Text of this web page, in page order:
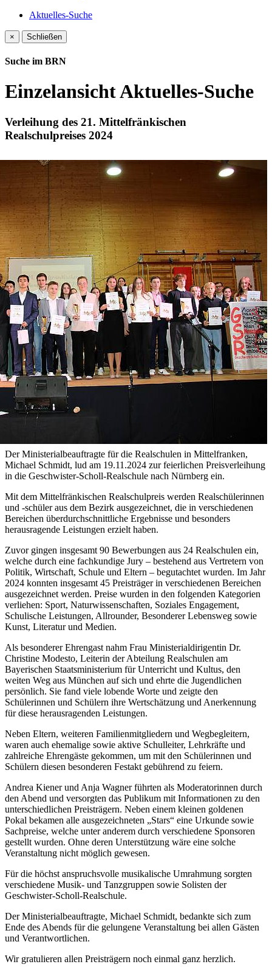
Aktuelles-Suche
× Schließen
Suche im BRN
Einzelansicht Aktuelles-Suche
Verleihung des 21. Mittelfränkischen
Realschulpreises 2024
Der Ministerialbeauftragte für die Realschulen in Mittelfranken,
Michael Schmidt, lud am 19.11.2024 zur feierlichen Preisverleihung
in die Geschwister-Scholl-Realschule nach Nürnberg ein.
Mit dem Mittelfränkischen Realschulpreis werden Realschülerinnen
und -schüler aus dem Bezirk ausgezeichnet, die in verschiedenen
Bereichen überdurchschnittliche Ergebnisse und besonders
herausragende Leistungen erzielt haben.
Zuvor gingen insgesamt 90 Bewerbungen aus 24 Realschulen ein,
welche durch eine fachkundige Jury – bestehend aus Vertretern von
Politik, Wirtschaft, Schule und Eltern – begutachtet wurden. Im Jahr
2024 konnten insgesamt 45 Preisträger in verschiedenen Bereichen
ausgezeichnet werden. Preise wurden in den folgenden Kategorien
verliehen: Sport, Naturwissenschaften, Soziales Engagement,
Schulische Leistungen, Allrounder, Besonderer Lebensweg sowie
Kunst, Literatur und Medien.
Als besonderer Ehrengast nahm Frau Ministerialdirigentin Dr.
Christine Modesto, Leiterin der Abteilung Realschulen am
Bayerischen Staatsministerium für Unterricht und Kultus, den
weiten Weg aus München auf sich und ehrte die Jugendlichen
persönlich. Sie fand viele lobende Worte und zeigte den
Schülerinnen und Schülern ihre Wertschätzung und Anerkennung
für diese herausragenden Leistungen.
Neben Eltern, weiteren Familienmitgliedern und Wegbegleitern,
waren auch ehemalige sowie aktive Schulleiter, Lehrkräfte und
zahlreiche Ehrengäste gekommen, um mit den Schülerinnen und
Schülern diesen besonderen Festakt gebührend zu feiern.
Andrea Kiener und Anja Wagner führten als Moderatorinnen durch
den Abend und versorgten das Publikum mit Informationen zu den
unterschiedlichen Preisträgern. Neben einem kleinen goldenen
Pokal bekamen alle ausgezeichneten „Stars“ eine Urkunde sowie
Sachpreise, welche unter anderem durch verschiedene Sponsoren
gestellt wurden. Ohne deren Unterstützung wäre eine solche
Veranstaltung nicht möglich gewesen.
Für die höchst anspruchsvolle musikalische Umrahmung sorgten
verschiedene Musik- und Tanzgruppen sowie Solisten der
Geschwister-Scholl-Realschule.
Der Ministerialbeauftragte, Michael Schmidt, bedankte sich zum
Ende des Abends für die gelungene Veranstaltung bei allen Gästen
und Verantwortlichen.
Wir gratulieren allen Preisträgern noch einmal ganz herzlich.